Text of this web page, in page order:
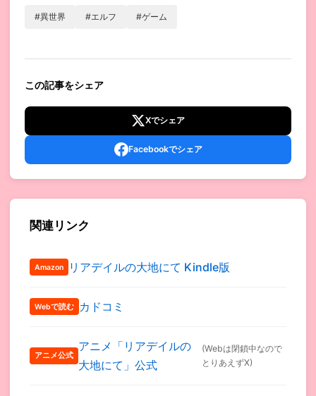
#異世界 #エルフ #ゲーム
この記事をシェア
Xでシェア
Facebookでシェア
関連リンク
Amazon リアデイルの大地にて Kindle版
Webで読む カドコミ
アニメ公式
アニメ「リアデイルの
大地にて」公式
(Webは閉鎖中なので
とりあえずX)